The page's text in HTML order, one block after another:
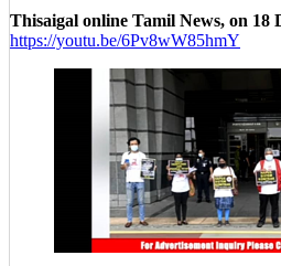
Thisaigal online Tamil News, on 18
https://youtu.be/6Pv8wW85hmY